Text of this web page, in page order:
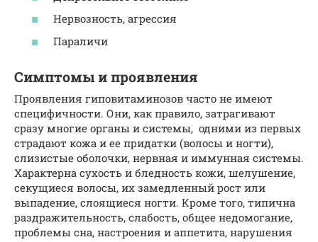
Нервозность, агрессия
Параличи
Симптомы и проявления
Проявления гиповитаминозов часто не имеют
специфичности. Они, как правило, затрагивают
сразу многие органы и системы, одними из первых
страдают кожа и ее придатки (волосы и ногти),
слизистые оболочки, нервная и иммунная системы.
Характерна сухость и бледность кожи, шелушение,
секущиеся волосы, их замедленный рост или
выпадение, слоящиеся ногти. Кроме того, типична
раздражительность, слабость, общее недомогание,
проблемы сна, настроения и аппетита, нарушения